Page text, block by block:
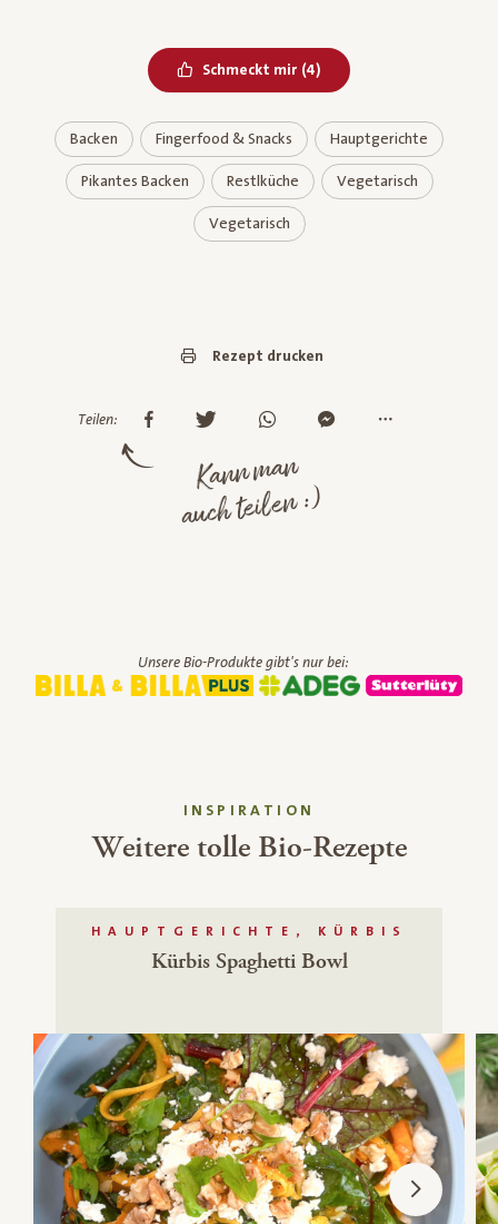
Schmeckt mir Bereits geliked
(4)
Backen Fingerfood & Snacks Hauptgerichte
Pikantes Backen Restlküche Vegetarisch
Vegetarisch
Rezept drucken
Teilen:
Kann man
auch teilen :)
Unsere Bio-Produkte gibt's nur bei:
INSPIRATION
Weitere tolle Bio-Rezepte
HAUPTGERICHTE, KÜRBIS
Kürbis Spaghetti Bowl